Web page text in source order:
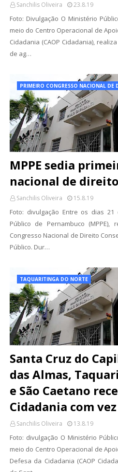
Sanchilis Oliveira 23.8.19
Foto: Divulgação O Ministério
meio do Centro Operacional de
Cidadania (CAOP Cidadania),
de ag…
PRIMEIRO CONGRESSO NACIONAL DE
MPPE sedia
nacional de
Sanchilis Oliveira 15.8.19
Foto: divulgação Entre os dias
Público de Pernambuco
Congresso Nacional de Direito
Público. Dur…
TAQUARITINGA DO NORTE
Santa Cruz do
das Almas,
e São Caetano
Cidadania com
Sanchilis Oliveira 13.8.19
Foto: divulgação O Ministério
meio do Centro Operacional de
Defesa da Cidadania (CAOP